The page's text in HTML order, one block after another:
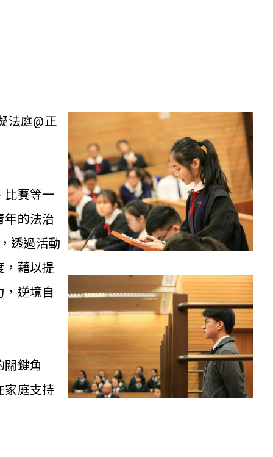
法庭@正
比賽等一
年的法治
透過活動
，藉以提
逆境自
鍵角
家庭支持